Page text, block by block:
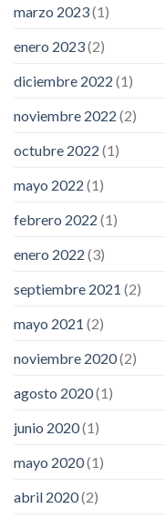
marzo 2023(1)
enero 2023(2)
diciembre 2022 (1)
noviembre 2022 (2)
octubre 2022 (1)
mayo 2022 (1)
febrero 2022 (1)
enero 2022 (3)
septiembre 2021 (2)
mayo 2021 (2)
noviembre 2020(2)
agosto 2020(1)
junio 2020(1)
mayo 2020(1)
abril 2020(2)